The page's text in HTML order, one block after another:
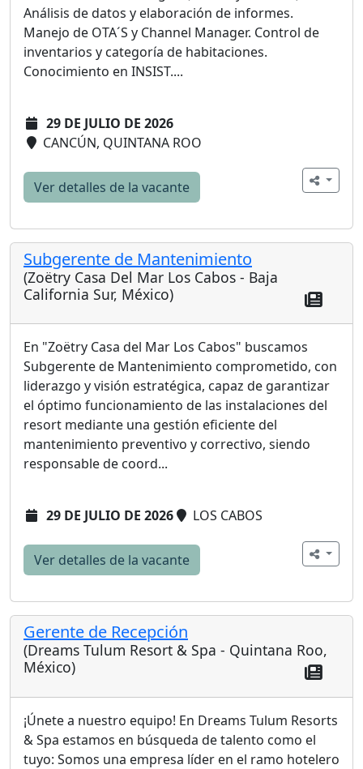
Análisis de datos y elaboración de informes.
Manejo de OTA´S y Channel Manager. Control de
inventarios y categoría de habitaciones.
Conocimiento en INSIST....
29 DE JULIO DE 2026
CANCÚN, QUINTANA ROO
Ver detalles de la vacante
Subgerente de Mantenimiento
(Zoëtry Casa Del Mar Los Cabos - Baja
California Sur, México)
En "Zoëtry Casa del Mar Los Cabos" buscamos
Subgerente de Mantenimiento comprometido, con
liderazgo y visión estratégica, capaz de garantizar
el óptimo funcionamiento de las instalaciones del
resort mediante una gestión eficiente del
mantenimiento preventivo y correctivo, siendo
responsable de coord...
29 DE JULIO DE 2026 LOS CABOS
Ver detalles de la vacante
Gerente de Recepción
(Dreams Tulum Resort & Spa - Quintana Roo,
México)
¡Únete a nuestro equipo! En Dreams Tulum Resorts
& Spa estamos en búsqueda de talento como el
tuyo: Somos una empresa líder en el ramo hotelero